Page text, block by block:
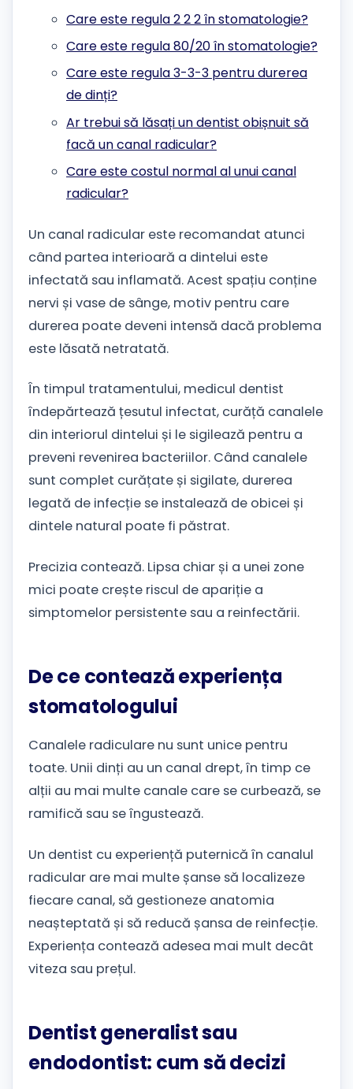
Care este regula 2 2 2 în stomatologie?
Care este regula 80/20 în stomatologie?
Care este regula 3-3-3 pentru durerea
de dinți?
Ar trebui să lăsați un dentist obișnuit să
facă un canal radicular?
Care este costul normal al unui canal
radicular?
Un canal radicular este recomandat atunci
când partea interioară a dintelui este
infectată sau inflamată. Acest spațiu conține
nervi și vase de sânge, motiv pentru care
durerea poate deveni intensă dacă problema
este lăsată netratată.
În timpul tratamentului, medicul dentist
îndepărtează țesutul infectat, curăță canalele
din interiorul dintelui și le sigilează pentru a
preveni revenirea bacteriilor. Când canalele
sunt complet curățate și sigilate, durerea
legată de infecție se instalează de obicei și
dintele natural poate fi păstrat.
Precizia contează. Lipsa chiar și a unei zone
mici poate crește riscul de apariție a
simptomelor persistente sau a reinfectării.
De ce contează experiența
stomatologului
Canalele radiculare nu sunt unice pentru
toate. Unii dinți au un canal drept, în timp ce
alții au mai multe canale care se curbează, se
ramifică sau se îngustează.
Un dentist cu experiență puternică în canalul
radicular are mai multe șanse să localizeze
fiecare canal, să gestioneze anatomia
neașteptată și să reducă șansa de reinfecție.
Experiența contează adesea mai mult decât
viteza sau prețul.
Dentist generalist sau
endodontist: cum să decizi